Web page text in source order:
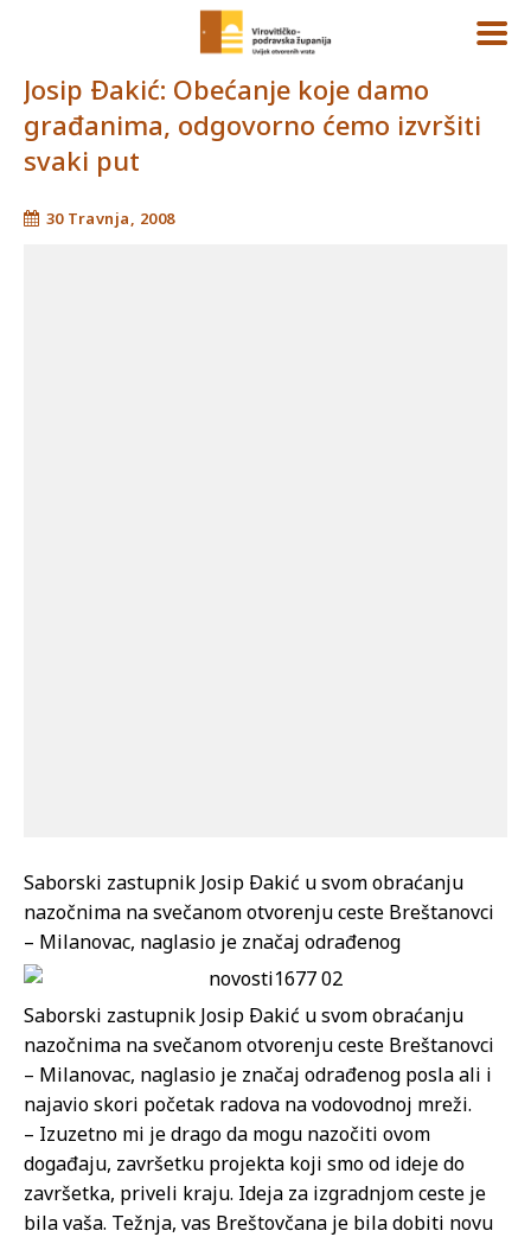
Josip Ðakić: Obećanje koje damo
građanima, odgovorno ćemo izvršiti
svaki put
30 Travnja, 2008
Saborski zastupnik Josip Ðakić u svom obraćanju
nazočnima na svečanom otvorenju ceste Breštanovci
– Milanovac, naglasio je značaj odrađenog
Saborski zastupnik Josip Ðakić u svom obraćanju
nazočnima na svečanom otvorenju ceste Breštanovci
– Milanovac, naglasio je značaj odrađenog posla ali i
najavio skori početak radova na vodovodnoj mreži.
– Izuzetno mi je drago da mogu nazočiti ovom
događaju, završetku projekta koji smo od ideje do
završetka, priveli kraju. Ideja za izgradnjom ceste je
bila vaša. Težnja, vas Breštovčana je bila dobiti novu